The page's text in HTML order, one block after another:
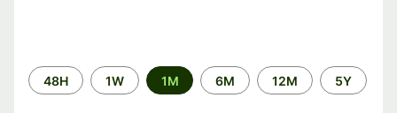
Time
period
48H 1W 1M 6M 12M 5Y